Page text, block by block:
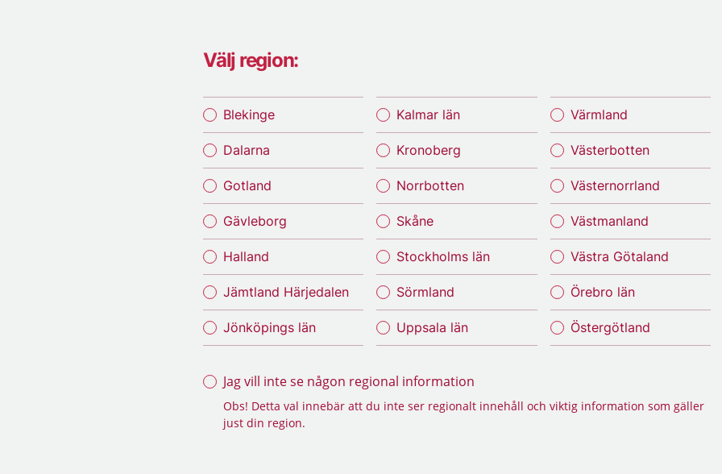
Välj region:
Blekinge
Dalarna
Gotland
Gävleborg
Halland
Jämtland Härjedalen
Jönköpings län
Kalmar län
Kronoberg
Norrbotten
Skåne
Stockholms län
Sörmland
Uppsala län
Värmland
Västerbotten
Västernorrland
Västmanland
Västra Götaland
Örebro län
Östergötland
Jag vill inte se någon regional information
Obs! Detta val innebär att du inte ser regionalt innehåll och viktig information som gäller
just din region.